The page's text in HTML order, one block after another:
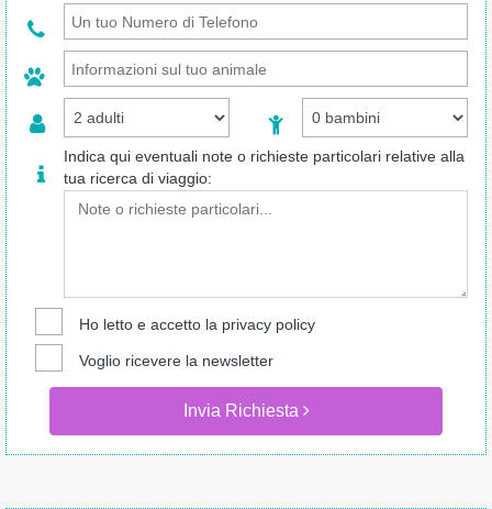
Indica qui eventuali note o richieste particolari relative alla
tua ricerca di viaggio:
Ho letto e accetto la privacy policy
Voglio ricevere la newsletter
Invia Richiesta